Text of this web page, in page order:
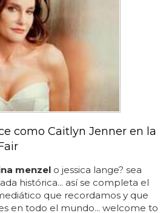
como Caitlyn Jenner en la
menzel o jessica lange? sea
histórica... así se completa el
que recordamos y que
en todo el mundo... welcome to